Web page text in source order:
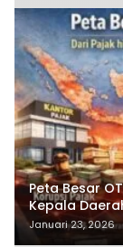
Peta Besar
Kepala
Terbongkar
Januari 23, 2026